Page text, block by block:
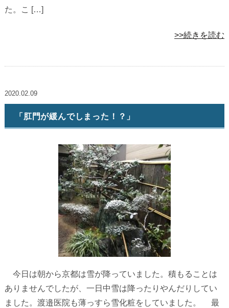
た。こ […]
>>続きを読む
2020.02.09
「肛門が緩んでしまった！？」
今日は朝から京都は雪が降っていました。積もることは
ありませんでしたが、一日中雪は降ったりやんだりしてい
ました。渡邉医院も薄っすら雪化粧をしていました。 最